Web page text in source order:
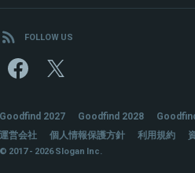
FOLLOW US
Goodfind 2027 Goodfind 2028
運営会社
個人情報保護方針 利用規約
© 2017 - 2026 Slogan Inc.